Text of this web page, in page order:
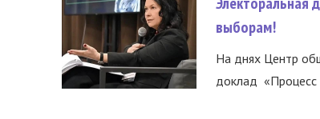
выборам!
На днях Центр
доклад «Процесс